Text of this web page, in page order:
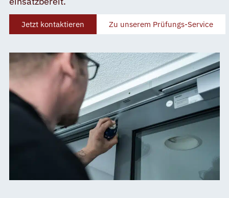
Jetzt kontaktieren Zu unserem Prüfungs-Service